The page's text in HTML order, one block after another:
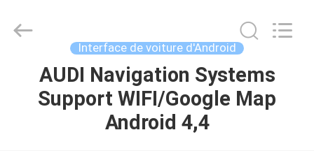
MAISON
Automobile
Electron
Interface de voiture d'Android
AUDI Navigation Systems
Support WIFI/Google Map
Android 4,4